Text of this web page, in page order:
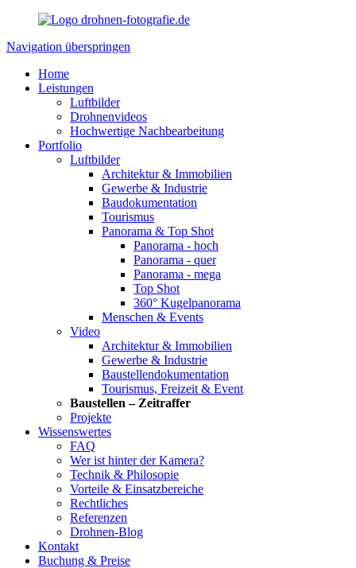
Navigation überspringen
Home
Leistungen
Luftbilder
Drohnenvideos
Hochwertige Nachbearbeitung
Portfolio
Luftbilder
Architektur & Immobilien
Gewerbe & Industrie
Baudokumentation
Tourismus
Panorama & Top Shot
Panorama - hoch
Panorama - quer
Panorama - mega
Top Shot
360° Kugelpanorama
Menschen & Events
Video
Architektur & Immobilien
Gewerbe & Industrie
Baustellendokumentation
Tourismus, Freizeit & Event
Baustellen – Zeitraffer
Projekte
Wissenswertes
FAQ
Wer ist hinter der Kamera?
Technik & Philosopie
Vorteile & Einsatzbereiche
Rechtliches
Referenzen
Drohnen-Blog
Kontakt
Buchung & Preise